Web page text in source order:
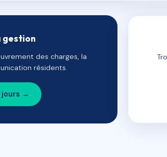
gestion
des charges, la
résidents.
jours →